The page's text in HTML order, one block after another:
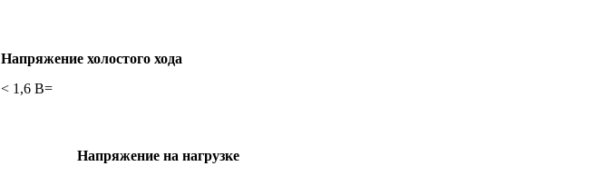
Напряжение холостого хода
< 1,6 В=
Напряжение на нагрузке